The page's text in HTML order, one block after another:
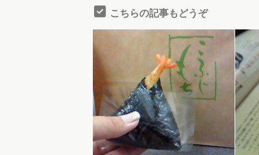
こちらの記事もどうぞ